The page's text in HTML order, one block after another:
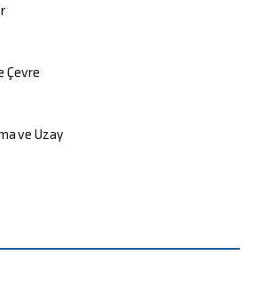
Çevre
ve Uzay